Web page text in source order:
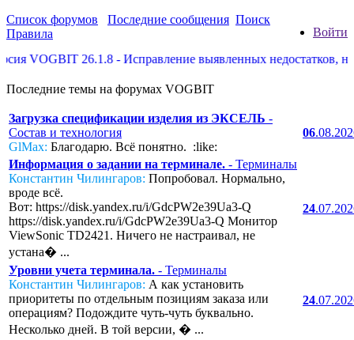
Войти
Список форумов Последние сообщения Поиск
Правила
VOGBIT 26.1.8 - Исправление выявленных недостатков,
Последние темы на форумах VOGBIT
Загрузка спецификации изделия из ЭКСЕЛЬ -
Состав и технология
GlMax: Благодарю. Всё понятно. :like:
06
Информация о задании на терминале. - Терминалы
Константин Чилингаров: Попробовал. Нормально,
вроде всё.
Вот: https://disk.yandex.ru/i/GdcPW2e39Ua3-Q
https://disk.yandex.ru/i/GdcPW2e39Ua3-Q Монитор
ViewSonic TD2421. Ничего не настраивал, не
устана� ...
24
Уровни учета терминала. - Терминалы
Константин Чилингаров: А как установить
приоритеты по отдельным позициям заказа или
операциям? Подождите чуть-чуть буквально.
Несколько дней. В той версии, � ...
24